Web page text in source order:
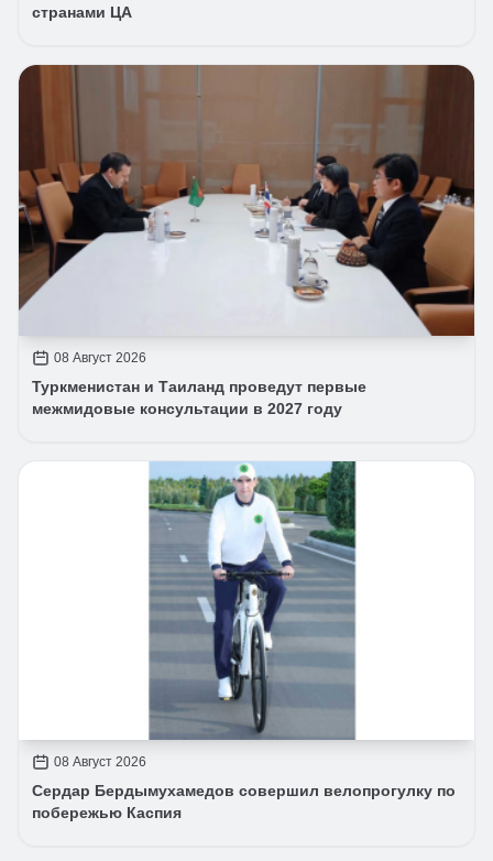
странами ЦА
08 Август 2026
Туркменистан и Таиланд проведут первые
межмидовые консультации в 2027 году
08 Август 2026
Сердар Бердымухамедов совершил велопрогулку по
побережью Каспия